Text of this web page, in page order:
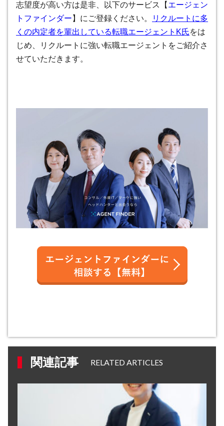
志望度が高い方は是非、以下のサービス【 エージェン
トファインダー 】にご登録ください。
リクルートに多
くの内定者を輩出している転職エージェントK氏をは
じめ、リクルートに強い転職エージェントをご紹介さ
せていただきます。
関連記事 RELATED ARTICLES